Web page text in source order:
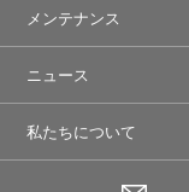
メンテナンス
ニュース
私たちについて